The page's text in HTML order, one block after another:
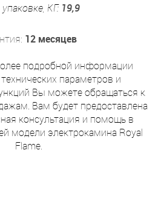
КГ: 19,9
12 месяцев
подробной информации
параметров и
Вы можете обращаться к
Вам будет предоставлена
консультация и помощь в
модели электрокамина Royal
Flame.